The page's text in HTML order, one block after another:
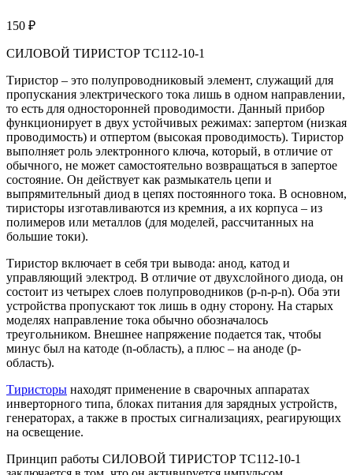
150 ₽
СИЛОВОЙ ТИРИСТОР ТС112-10-1
Тиристор – это полупроводниковый элемент, служащий для
пропускания электрического тока лишь в одном направлении,
то есть для односторонней проводимости. Данный прибор
функционирует в двух устойчивых режимах: запертом (низкая
проводимость) и отпертом (высокая проводимость). Тиристор
выполняет роль электронного ключа, который, в отличие от
обычного, не может самостоятельно возвращаться в запертое
состояние. Он действует как размыкатель цепи и
выпрямительный диод в цепях постоянного тока. В основном,
тиристоры изготавливаются из кремния, а их корпуса – из
полимеров или металлов (для моделей, рассчитанных на
большие токи).
Тиристор включает в себя три вывода: анод, катод и
управляющий электрод. В отличие от двухслойного диода, он
состоит из четырех слоев полупроводников (p-n-p-n). Оба эти
устройства пропускают ток лишь в одну сторону. На старых
моделях направление тока обычно обозначалось
треугольником. Внешнее напряжение подается так, чтобы
минус был на катоде (n-область), а плюс – на аноде (p-
область).
Тиристоры находят применение в сварочных аппаратах
инверторного типа, блоках питания для зарядных устройств,
генераторах, а также в простых сигнализациях, реагирующих
на освещение.
Принцип работы СИЛОВОЙ ТИРИСТОР ТС112-10-1